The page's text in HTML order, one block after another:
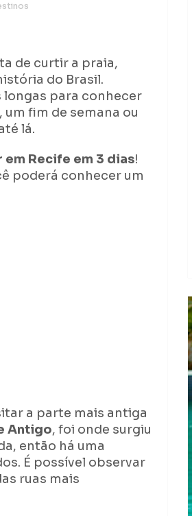
de curtir a praia,
do Brasil.
longas para conhecer
fim de semana ou
lá.
em Recife em 3 dias!
poderá conhecer um
a parte mais antiga
Antigo, foi onde surgiu
então há uma
É possível observar
ruas mais